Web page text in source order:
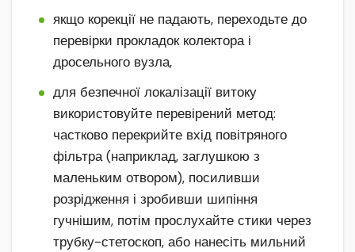
якщо корекції не падають, переходьте до
перевірки прокладок колектора і
дросельного вузла,
для безпечної локалізації витоку
використовуйте перевірений метод:
частково перекрийте вхід повітряного
фільтра (наприклад, заглушкою з
маленьким отвором), посиливши
розрідження і зробивши шипіння
гучнішим, потім прослухайте стики через
трубку-стетоскоп, або нанесіть мильний